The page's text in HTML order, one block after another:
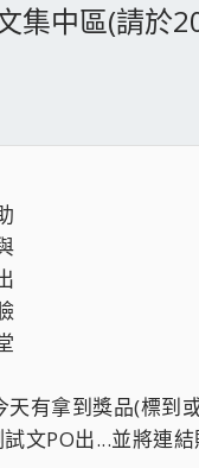
集中區(請於
有拿到獎品(標到
文PO出...並將連結